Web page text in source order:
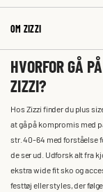
OM ZIZZI
HVORFOR GÅ
ZIZZI?
Hos Zizzi finder du plus
at gå på kompromis med
str. 40-64 med forståelse
de ser ud. Udforsk alt fra
ekstra wide fit sko og
festtøj eller styles, der